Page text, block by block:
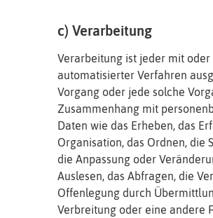
c) Verarbeitung
Verarbeitung ist jeder mit
automatisierter Verfahren
Vorgang oder jede solche
Zusammenhang mit
Daten wie das Erheben, das
Organisation, das Ordnen, die
die Anpassung oder
Auslesen, das Abfragen, die
Offenlegung durch
Verbreitung oder eine andere